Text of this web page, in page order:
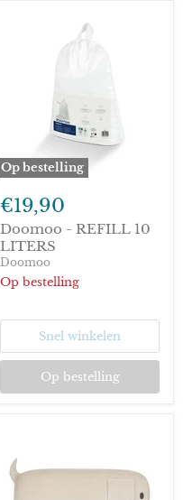
Op bestelling
REFILL
10
LITERS
€19,90
Doomoo - REFILL 10
LITERS
Doomoo
Op bestelling
Snel winkelen
Op bestelling